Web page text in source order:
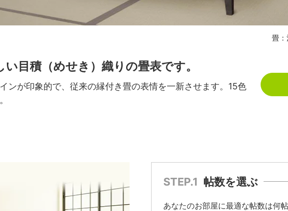
畳
目積（めせき）織りの畳表です。
ンが印象的で、従来の縁付き畳の表情を一新させます。15色
STEP.1 帖数を選ぶ
あなたのお部屋に最適な帖数は何